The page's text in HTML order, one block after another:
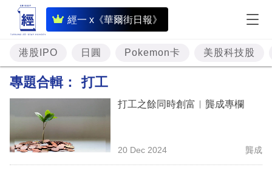
經一 x《華爾街日報》
即
時
財
經
資
港股IPO 日圓 Pokemon卡 美股科技股
專題合輯： 打工
打工之餘同時創富︳龔成專欄
20 Dec 2024 龔成